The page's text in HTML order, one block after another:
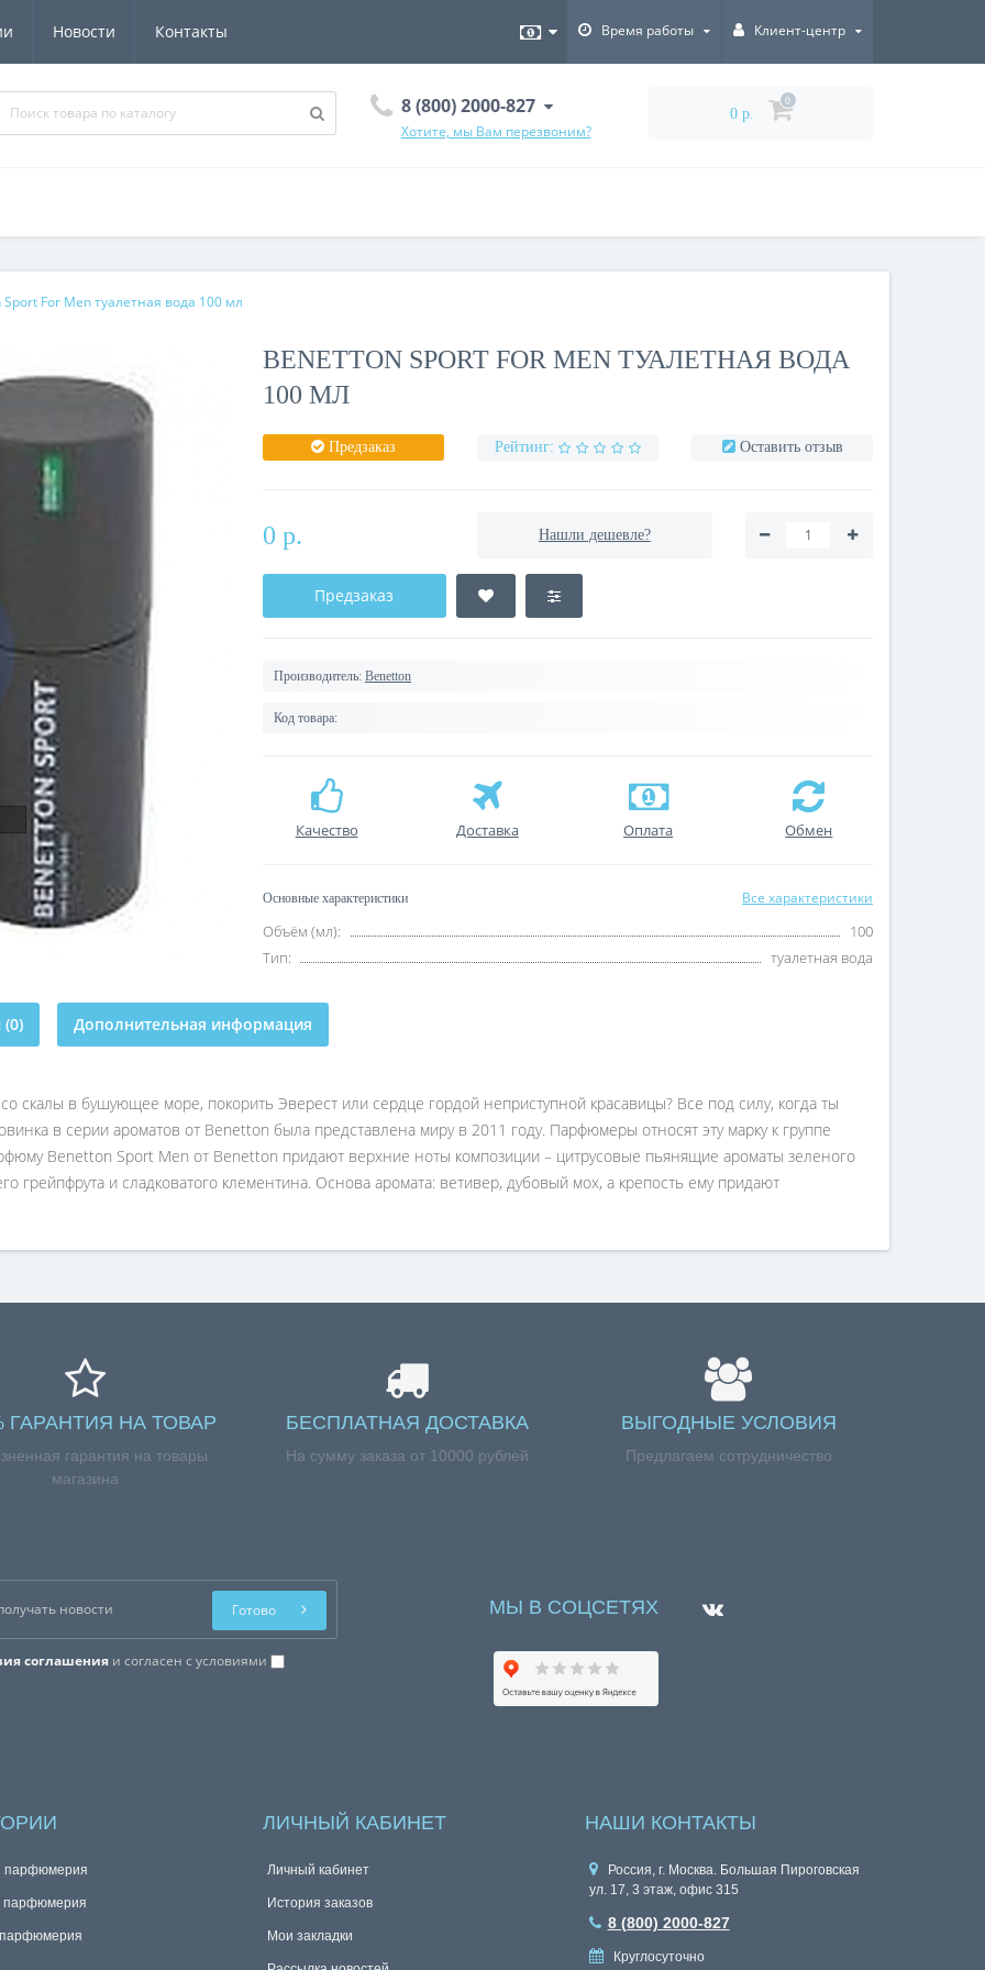
Новости Контакты Время работы Клиент-центр
8 (800) 2000-827
Хотите, мы Вам перезвоним?
0 р.
0
For Men туалетная вода 100 мл
BENETTON SPORT FOR MEN ТУАЛЕТНАЯ ВОДА
100 МЛ
Предзаказ Рейтинг: Оставить отзыв
0 р. Нашли дешевле?
Предзаказ
Производитель: Benetton
Код товара:
Качество Доставка Оплата Обмен
Основные характеристики Все характеристики
Объём (мл):
100
Тип:
туалетная вода
Дополнительная информация
скалы в бушующее море, покорить Эверест или сердце гордой неприступной красавицы? Все под силу, когда ты
в серии ароматов от Benetton была представлена миру в 2011 году. Парфюмеры относят эту марку к группе
Benetton Sport Men от Benetton придают верхние ноты композиции – цитрусовые пьянящие ароматы зеленого
грейпфрута и сладковатого клементина. Основа аромата: ветивер, дубовый мох, а крепость ему придают
ГАРАНТИЯ НА ТОВАР
гарантия на товары
магазина
БЕСПЛАТНАЯ ДОСТАВКА
На сумму заказа от 10000 рублей
ВЫГОДНЫЕ УСЛОВИЯ
Предлагаем сотрудничество
соглашения и согласен с условиями
Готово МЫ В СОЦСЕТЯХ
парфюмерия
парфюмерия
парфюмерия
ЛИЧНЫЙ КАБИНЕТ
Личный кабинет
История заказов
Мои закладки
НАШИ КОНТАКТЫ
Россия, г. Москва. Большая Пироговская
ул. 17, 3 этаж, офис 315
8 (800) 2000-827
Круглосуточно